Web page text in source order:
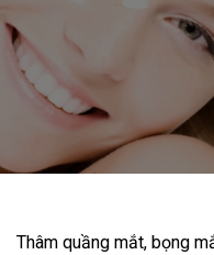
Thâm quầng mắt, bọng